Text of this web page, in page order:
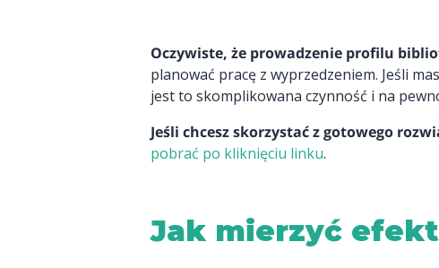
Oczywiste, że prowadzenie profilu
planować pracę z wyprzedzeniem. Jeśli
jest to skomplikowana czynność i na
Jeśli chcesz skorzystać z gotowego
pobrać po kliknięciu linku.
Jak mierzyć